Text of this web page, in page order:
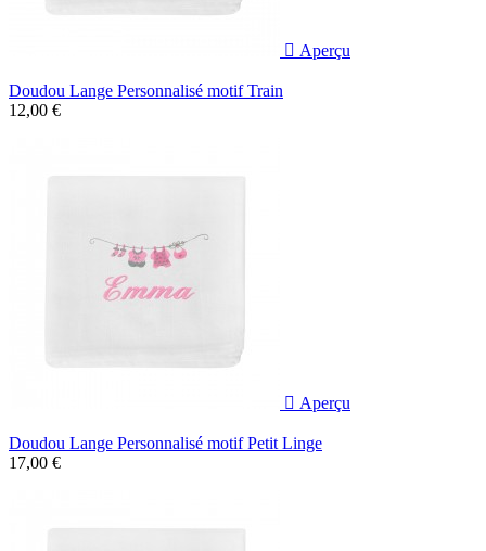
 Aperçu
Doudou Lange Personnalisé motif Train
12,00 €
 Aperçu
Doudou Lange Personnalisé motif Petit Linge
17,00 €